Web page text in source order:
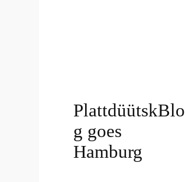
PlattdüütskBlo
g goes
Hamburg